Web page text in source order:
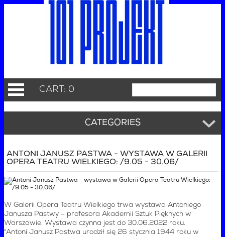
CART: 0
CATEGORIES
ANTONI JANUSZ PASTWA - WYSTAWA W GALERII
OPERA TEATRU WIELKIEGO: /9.05 - 30.06/
W Galerii Opera Teatru Wielkiego trwa wystawa Antoniego
Janusza Pastwy – profesora Akademii Sztuk Pięknych w
Warszawie. Wystawa czynna jest do 30.06.2022 roku.
"Antoni Janusz Pastwa urodził się 26 stycznia 1944 roku w